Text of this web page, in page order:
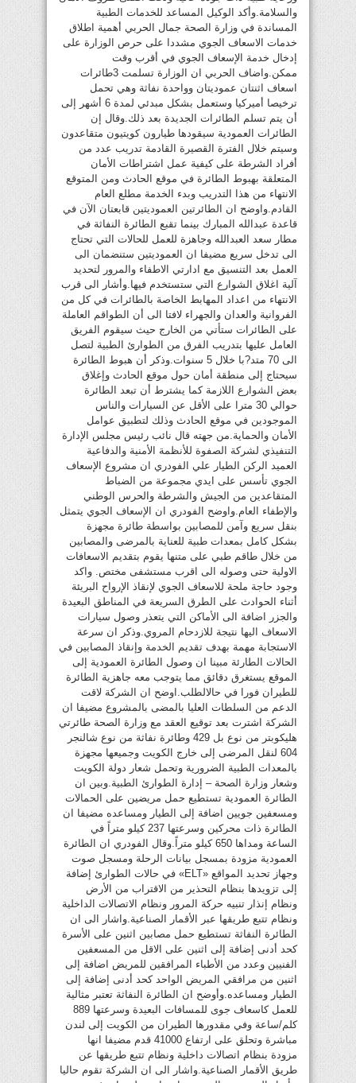
والسلامة.وأكد الوكيل المساعد للخدمات الطبية
المساندة في وزارة الصحة جمال الحربي أهمية اطلاق
خدمات الاسعاف الجوي مشددا على حرص الوزارة على
إدخال خدمة الإسعاف الجوي في أقرب وقت
ممكن.واضاف الحربي ان الوزارة تسلمت 3طائرات
اسعاف اثنتان عموديتان وواحدة نفاثة وهي تحمل
ترخيصا أميركيا وستعمل بشكل مبدئي لمدة 6 أشهر إلى
أن يتم تسلم الطائرات الجديدة بعد ذلك.وقال إن
الطائرات العمودية سيقودها طيارون كويتيون متقاعدون
وسيتم خلال الفترة القصيرة القادمة تدريب عدد من
أفراد الشرطة على كيفية عمل اشتراطات الأمان
المتعلقة بهبوط الطائرة في موقع الحادث ومن المتوقع
الانتهاء من هذا التدريب وبدء الخدمة مطلع العام
القادم.واوضح ان الطائرتين العموديتين قابعتان الآن في
قاعدة عبدالله المبارك بينما تقبع الطائرة النفاثة في
مطار سعد العبدالله وجاهزة للعمل للحالات التي تحتاج
الى تدخل سريع مضيفا ان العموديتين ستنضمان الى
العمل بعد التنسيق مع ادارتي الاطفاء والمرور لتحديد
آلية اغلاق الشوارع التي ستستخدم فيها.وأشار الى قرب
الانتهاء من اعداد المهابط الخاصة بالطائرات في كل من
الفروانية والعدان والجهراء لافتا الى أن الطواقم العاملة
على الطائرات ستأتي من الخارج حيث سيقوم الفريق
العامل عليها بتدريب الفرق من الطوارئ الطبية لتصل
الى 70 متد?با خلال 5 سنوات.وذكر أن هبوط الطائرة
سيحتاج إلى منطقة أمان حول موقع الحادث وإغلاق
بعض الشوارع اللازمة كما يشترط أن تبعد الطائرة
حوالي 30 مترا على الأقل عن السيارات والناس
الموجودين في موقع الحادث وذلك لتطبيق عوامل
الأمان والحماية.من جهته قال نائب رئيس مجلس الإدارة
التنفيذي لشركة الصفوة للأنظمة الأمنية والدفاعية
العميد الركن الطيار علي الفودري ان مشروع الإسعاف
الجوي تأسس على ايدي مجموعة من الضباط
المتقاعدين من الجيش والشرطة والحرس الوطني
والإطفاء العام.واوضح الفودري ان الإسعاف الجوي يتمثل
بنقل سريع وآمن للمصابين بواسطة طائرة مجهزة
بشكل كامل بمعدات طبية للعناية بالمرضى والمصابين
من خلال طاقم طبي على متنها يقوم بتقديم الاسعافات
الاولية حتى وصوله الى اقرب مستشفى مختص. واكد
وجود حاجة ملحة للاسعاف الجوي لإنقاذ الإرواح البريئة
أثناء الحوادث على الطرق السريعة في المناطق البعيدة
والجزر اضافة الى الأماكن التي يتعذر وصول سيارات
الاسعاف اليها نتيجة للازدحام المروي.وذكر ان سرعة
الاستجابة مهمة بهدف تقديم الخدمة وإنقاذ المصابين في
الحالات الطارئة مبينا ان وصول الطائرة العمودية إلى
الموقع يستغرق دقائق مما يتوجب معه جاهزية الطائرة
للطيران فورا في حالالطلب.اوضح ان الشركة لاقت
الدعم من السلطات العليا بالمضى بالمشروع مضيفا ان
الشركة اشترت بعد توقيع العقد مع وزارة الصحة طائرتي
هليكوبتر من نوع بل 429 وطائرة نفاثة من نوع شالنجر
604 لنقل المرضى إلى خارج الكويت وجميعها مجهزة
بالمعدات الطبية الضرورية وتحمل شعار دولة الكويت
وشعار وزارة الصحة – إدارة الطوارئ الطبية.وبين ان
الطائرة العمودية تستطيع حمل مريضين على الحمالات
ومسعفين جويين اضافة إلى الطيار ومساعده مضيفا ان
الطائرة ذات محركين وسرعتها 237 كيلو متراً في
الساعة ومداها 650 كيلو متراً.وقال الفودري ان الطائرة
العمودية مزودة بمسجل بيانات الرحلة ومسجل صوت
وجهاز تحديد المواقع «ELT» في حالات الطوارئ إضافة
إلى تزويدها بنظام التحذير من الاقتراب من الأرض
ونظام إنذار تنبيه حركة المرور ونظام الاتصالات الداخلية
ونظام تتبع طريقها عبر الأقمار الصناعية.واشار الى ان
الطائرة النفاثة تستطيع حمل مصابين اثنين على الأسرة
كحد أدنى إضافة إلى اثنين على الاقل من المسعفين
الفنيين وعدد من الأطباء المرافقين للمريض اضافة إلى
اثنين من مرافقي المريض الواحد كحد أدنى إضافة إلى
الطيار ومساعده.وأوضح ان الطائرة النفاثة تعتبر مثالية
للعمل كاسعاف جوى للمسافات البعيدة وسرعتها 889
كلم/ساعة وفي مقدورها الطيران من الكويت إلى لندن
مباشرة وتحلق على ارتفاع 41000 قدم مضيفا انها
مزودة بنظام اتصالات داخلية ونظام تتبع طريقها عن
طريق الأقمار الصناعية.واشار الى ان الشركة تقوم حاليا